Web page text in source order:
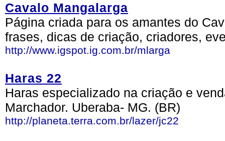
Cavalo Mangalarga
Página criada para os amantes do
frases, dicas de criação, criadores,
http://www.igspot.ig.com.br/mlarga
Haras 22
Haras especializado na criação e
Marchador. Uberaba- MG. (BR)
http://planeta.terra.com.br/lazer/jc22